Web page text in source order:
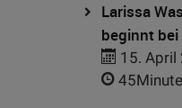
Larissa
beginnt
15. April